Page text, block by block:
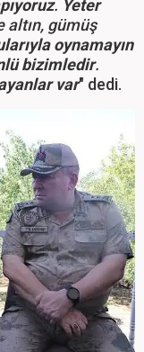
. Yeter
altın, gümüş
oynamayın
bizimledir.
var" dedi.